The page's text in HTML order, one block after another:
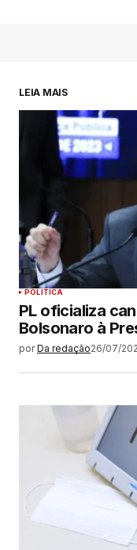
LEIA MAIS
POLÍTICA
PL oficializa
Bolsonaro à
por Da redação26/07/